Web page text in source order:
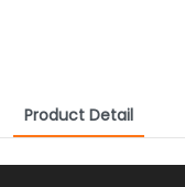
Product Detail